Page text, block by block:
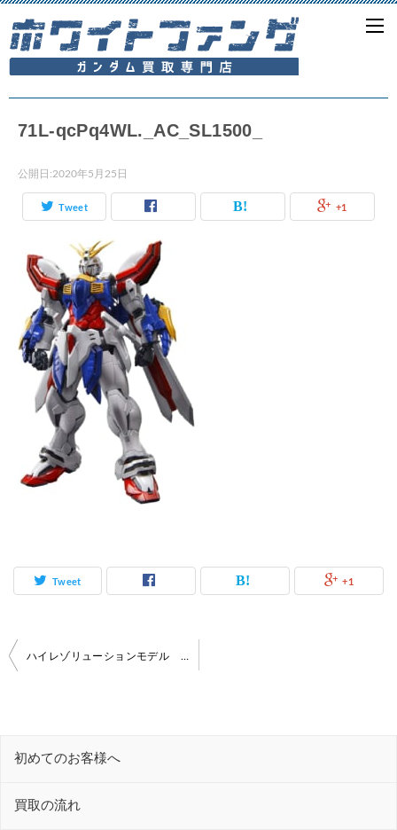
71L-qcPq4WL._AC_SL1500_
公開日:2020年5月25日
Tweet +1
Tweet +1
投
ゲ
ー
ハイレゾリューションモデル ゴッドガンダム高価買取いたします！【ガンダム買取情報】
初めてのお客様へ
買取の流れ